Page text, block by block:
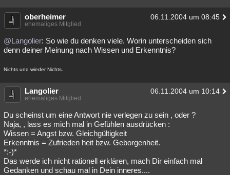
oberheimer 06.11.2004 um 08:45
ehemaliges Mitglied
@Langolier: So wie du denken viele. Worin unterscheiden sich
denn deiner Meinung nach Wissen und Erkenntnis?
Nichts und wieder Nichts.
Langolier 06.11.2004 um 10:14
ehemaliges Mitglied
Du scheinst um eine Antwort nie verlegen zu sein , oder ?
Naja, , lass es mich mal in Gefühlen ausdrücken :
Wissen = Angst bzw. Gleichgültigkeit
Erkenntnis = Zufrieden heit bzw. Geborgenheit.
*:-)*
Das werde ich nicht rationell erklären, mach Dir einfach mal
Gedanken und schau mal in Dein inneres....